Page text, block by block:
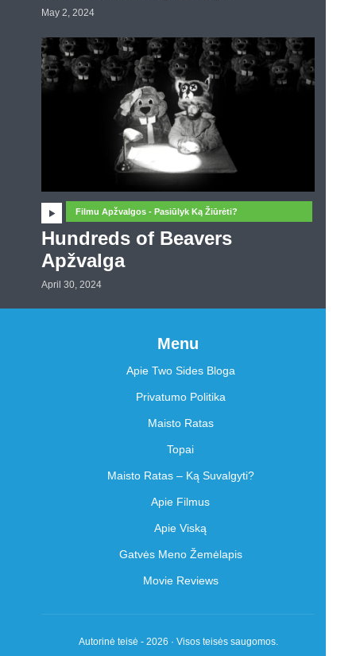
May 2, 2024
Filmu Apžvalgos - Pasiūlyk Ką Žiūrėti?
Hundreds of Beavers
Apžvalga
April 30, 2024
Menu
Apie Two Sides Bloga
Privatumo Politika
Maisto Ratas
Topai
Maisto Ratas – Ką Suvalgyti?
Apie Filmus
Apie Viską
Gatvės Meno Žemėlapis
Movie Reviews
Autorinė teisė - 2026 · Visos teisės saugomos.